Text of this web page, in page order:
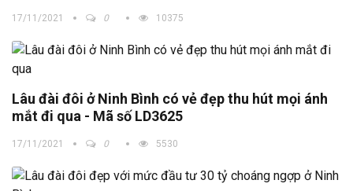
17/11/2021 0 10375
Lâu đài đôi ở Ninh Bình có vẻ đẹp thu hút mọi ánh
mắt đi qua - Mã số LD3625
17/11/2021 0 5530